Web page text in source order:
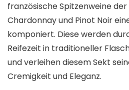
französische Spitzenweine
Chardonnay und Pinot Noir
komponiert. Diese werden
Reifezeit in traditioneller
und verleihen diesem Sekt
Cremigkeit und Eleganz.